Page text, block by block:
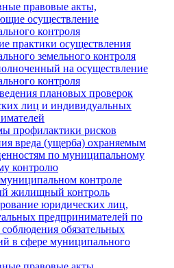
правовые акты,
осуществление
контроля
практики осуществления
земельного контроля
на осуществление
контроля
плановых проверок
лиц и индивидуальных
профилактики рисков
вреда (ущерба) охраняемым
по муниципальному
контролю
контроле
жилищный контроль
юридических лиц,
предпринимателей по
обязательных
в сфере муниципального